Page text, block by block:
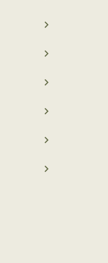
navigate_next
navigate_next
navigate_next
navigate_next
navigate_next
navigate_next